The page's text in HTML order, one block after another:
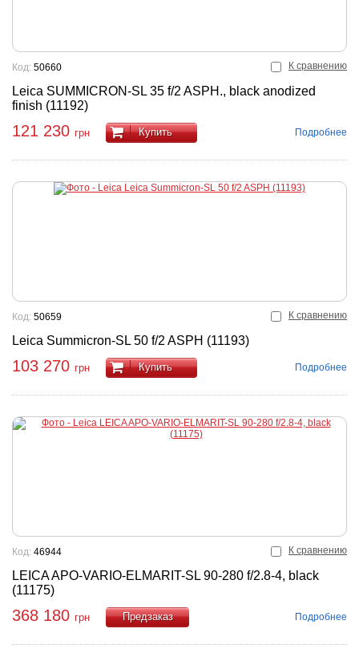
К сравнению
Leica SUMMICRON-SL 35 f/2 ASPH., black anodized
finish (11192)
Код: 50660
121 230 грн Купить Подробнее
К сравнению
Leica Summicron-SL 50 f/2 ASPH (11193)
Код: 50659
103 270 грн Купить Подробнее
К сравнению
LEICA APO-VARIO-ELMARIT-SL 90-280 f/2.8-4, black
(11175)
Код: 46944
368 180 грн
Подробнее